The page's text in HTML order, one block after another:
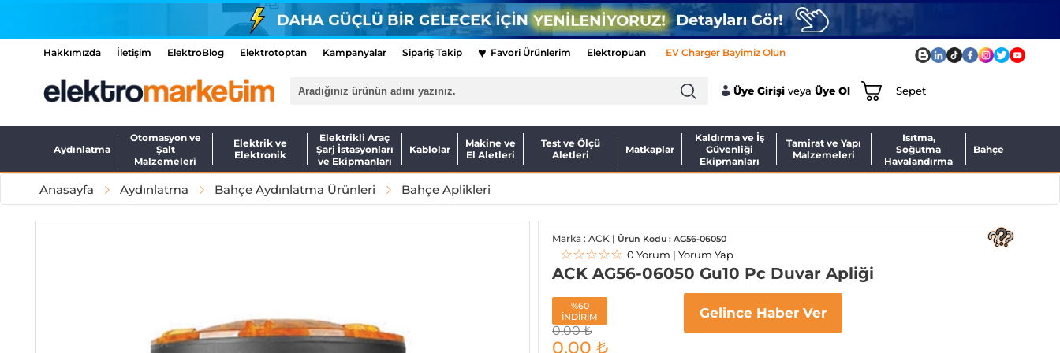
Hakkımızda İletişim ElektroBlog Elektrotoptan Kampanyalar Sipariş Takip ♥ Favori Ürünlerim Elektropuan EV Charger Bayimiz Olun
Üye Girişi veyaÜye Ol Sepet
Aydınlatma
Otomasyon ve
Şalt
Malzemeleri
Elektrik ve
Elektronik
Elektrikli Araç
Şarj İstasyonları
ve Ekipmanları
Kablolar
Makine ve
El Aletleri
Test ve Ölçü
Aletleri
Matkaplar
Kaldırma ve İş
Güvenliği
Ekipmanları
Tamirat ve Yapı
Malzemeleri
Isıtma,
Soğutma
Havalandırma
Bahçe
Anasayfa Aydınlatma Bahçe Aydınlatma Ürünleri Bahçe Aplikleri
Marka : ACK | Ürün Kodu : AG56-06050
☆☆☆☆☆ 0 Yorum | Yorum Yap
ACK AG56-06050 Gu10 Pc Duvar Apliği
%60
İNDİRİM
0,00₺
0,00 ₺
Gelince Haber Ver